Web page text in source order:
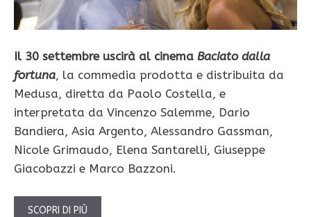
Il 30 settembre uscirà al cinema Baciato dalla
fortuna, la commedia prodotta e distribuita da
Medusa, diretta da Paolo Costella, e
interpretata da Vincenzo Salemme, Dario
Bandiera, Asia Argento, Alessandro Gassman,
Nicole Grimaudo, Elena Santarelli, Giuseppe
Giacobazzi e Marco Bazzoni.
SCOPRI DI PIÙ